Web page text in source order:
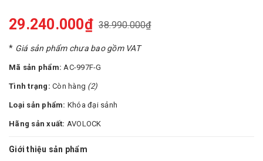
29.240.000₫ 38.990.000₫
* Giá sản phẩm chưa bao gồm VAT
Mã sản phẩm:AC-997F-G
Tình trạng: Còn hàng (2)
Loại sản phẩm: Khóa đại sảnh
Hãng sản xuất: AVOLOCK
Giới thiệu sản phẩm